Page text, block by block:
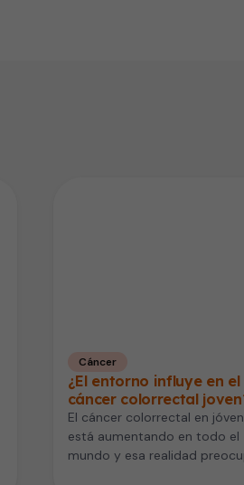
Cáncer
¿El entorno influye en el
cáncer colorrectal
El cáncer colorrectal en
está aumentando en todo el
mundo y esa realidad